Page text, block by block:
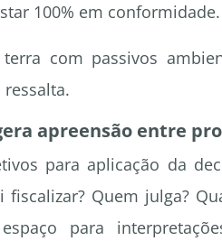
100% em conformidade.
com passivos
ressalta.
apreensão entre
para aplicação da
Quem julga?
para